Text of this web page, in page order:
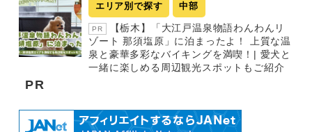
エリア別で探す 中部
PR
【栃木】「大江戸温泉物語わんわんリ
ゾート 那須塩原」に泊まったよ！ 上質な温
泉と豪華多彩なバイキングを満喫！| 愛犬と
一緒に楽しめる周辺観光スポットもご紹介
PR